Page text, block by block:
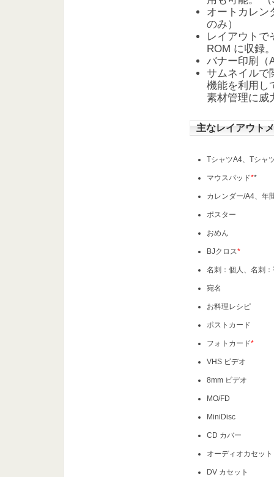
オートカレン
のみ）
レイアウトで
ROM に収録
バナー印刷（
サムネイルで
機能を利用し
素材管理に威
主なレイアウト
TシャツA4、Tシャ
マウスパッド**
カレンダー/A4、年
ポスター
おめん
BJクロス*
名刺：個人、名刺
宛名
お料理レシピ
ポストカード
フォトカード*
VHS ビデオ
8mm ビデオ
MO/FD
MiniDisc
CD カバー
オーディオカセット
DV カセット